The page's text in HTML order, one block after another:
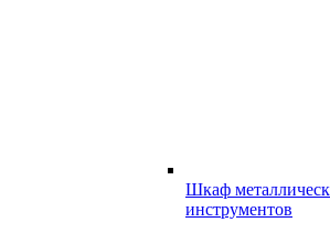
Шкаф
инструментов